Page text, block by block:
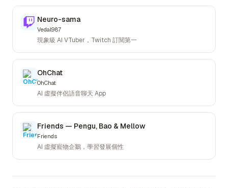
Neuro-sama
Vedal987
現象級 AI VTuber，Twitch 訂閱第一
OhChat
OhChat
AI 虛擬伴侶語音聊天 App
Friends — Pengu, Bao & Mellow
Friends
AI 虛擬寵物企鵝，學習發展個性